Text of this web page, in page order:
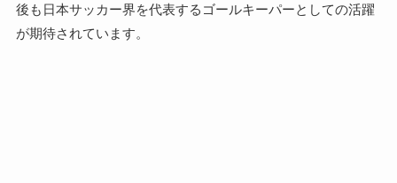
後も日本サッカー界を代表するゴールキーパーとしての活躍
が期待されています。